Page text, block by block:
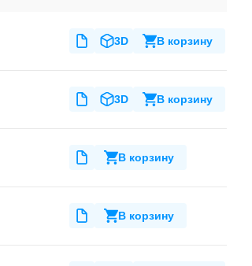
3D В корзину
3D В корзину
В корзину
В корзину